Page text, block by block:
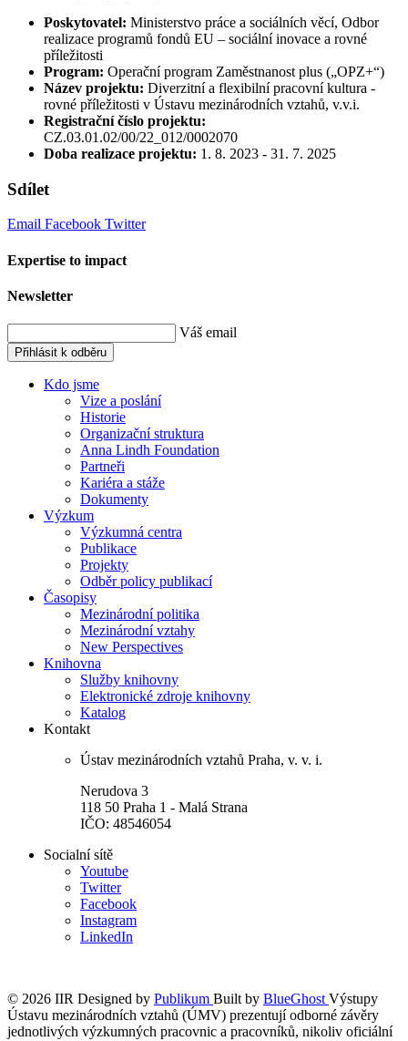
Poskytovatel: Ministerstvo práce a sociálních věcí, Odbor
realizace programů fondů EU – sociální inovace a rovné
příležitosti
Program: Operační program Zaměstnanost plus („OPZ+“)
Název projektu: Diverzitní a flexibilní pracovní kultura -
rovné příležitosti v Ústavu mezinárodních vztahů, v.v.i.
Registrační číslo projektu:
CZ.03.01.02/00/22_012/0002070
Doba realizace projektu: 1. 8. 2023 - 31. 7. 2025
Sdílet
Email Facebook Twitter
Expertise to impact
Newsletter
Váš email
Přihlásit k odběru
Kdo jsme
Vize a poslání
Historie
Organizační struktura
Anna Lindh Foundation
Partneři
Kariéra a stáže
Dokumenty
Výzkum
Výzkumná centra
Publikace
Projekty
Odběr policy publikací
Časopisy
Mezinárodní politika
Mezinárodní vztahy
New Perspectives
Knihovna
Služby knihovny
Elektronické zdroje knihovny
Katalog
Kontakt
Ústav mezinárodních vztahů Praha, v. v. i.
Nerudova 3
118 50 Praha 1 - Malá Strana
IČO: 48546054
Socialní sítě
Youtube
Twitter
Facebook
Instagram
LinkedIn
© 2026 IIR Designed by Publikum Built by BlueGhost Výstupy
Ústavu mezinárodních vztahů (ÚMV) prezentují odborné závěry
jednotlivých výzkumných pracovnic a pracovníků, nikoliv oficiální